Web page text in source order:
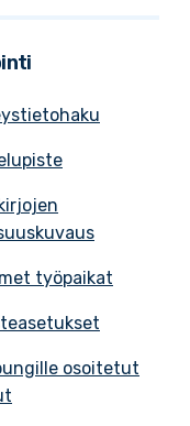
työpaikat
osoitetut